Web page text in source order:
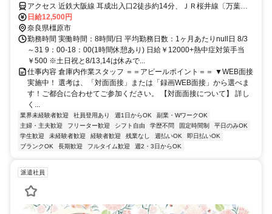
アクセス 近鉄大阪線 耳成出入口2徒歩約14分、ＪＲ桜井線〔万葉ま
ほろば線〕/ＪＲ和歌山線 畝傍徒歩約16分、近鉄橿原線 八木西口東口
徒歩約21分 耳成駅より徒歩15分
日給12,500円
奈良県橿原市
勤務時間 実働時間：8時間/日 平均勤務日数：1ヶ月あたりnull日 8/3
～31 9：00-18：00(1時間休憩あり) 日給￥12000+熱中症対策手当
￥500 ※土日祝と8/13,14は休みで...
仕事内容 倉庫内作業スタッフ ＝＝アピールポイント＝＝ ▼WEB面接
実施中！ 選考は、「対面面接」または「録画WEB面接」から選べま
す！ご都合に合わせてご参加ください。 【対面面接について】 詳し
く...
業界未経験者歓迎 社員登用あり 週1日からOK
副業・WワークOK
主婦・主夫歓迎
フリーター歓迎 シフト自由 学歴不問 固定時間制
平日のみOK
学生歓迎
未経験者歓迎 経験者歓迎 残業なし 週払いOK
即日払いOK
ブランクOK
長期歓迎 フルタイム歓迎 週2・3日からOK
派遣社員